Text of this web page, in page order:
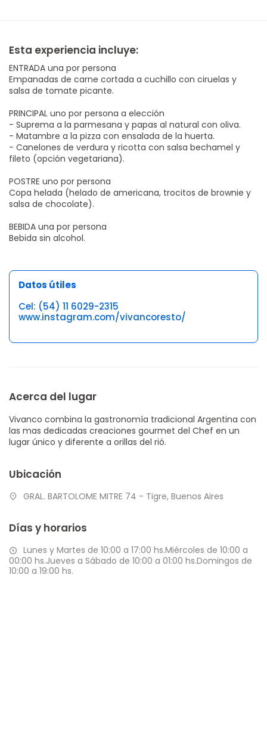
Esta experiencia incluye:
ENTRADA una por persona
Empanadas de carne cortada a cuchillo con ciruelas y
salsa de tomate picante.
PRINCIPAL uno por persona a elección
- Suprema a la parmesana y papas al natural con oliva.
- Matambre a la pizza con ensalada de la huerta.
- Canelones de verdura y ricotta con salsa bechamel y
fileto (opción vegetariana).
POSTRE uno por persona
Copa helada (helado de americana, trocitos de brownie y
salsa de chocolate).
BEBIDA una por persona
Bebida sin alcohol.
Datos útiles
Cel: (54) 11 6029-2315
www.instagram.com/vivancoresto/
Acerca del lugar
Vivanco combina la gastronomía tradicional Argentina con
las mas dedicadas creaciones gourmet del Chef en un
lugar único y diferente a orillas del rió.
Ubicación
GRAL. BARTOLOME MITRE 74 - Tigre, Buenos Aires
Días y horarios
Lunes y Martes de 10:00 a 17:00 hs.Miércoles de 10:00 a
00:00 hs.Jueves a Sábado de 10:00 a 01:00 hs.Domingos de
10:00 a 19:00 hs.